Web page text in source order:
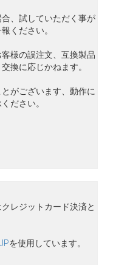
、試していただく事が
ください。
様の誤注文、互換製品
換に応じかねます。
がございます、動作に
ださい。
レジットカード決済と
を使用しています。